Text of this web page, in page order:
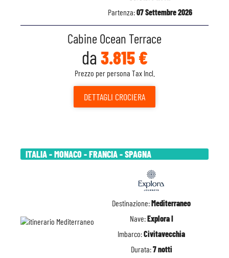
Partenza:07 Settembre 2026
Cabine Ocean Terrace
da 3.815 €
Prezzo per persona Tax Incl.
DETTAGLI CROCIERA
ITALIA - MONACO - FRANCIA - SPAGNA
Destinazione:Mediterraneo
Nave:Explora I
Imbarco:Civitavecchia
Durata:7 notti